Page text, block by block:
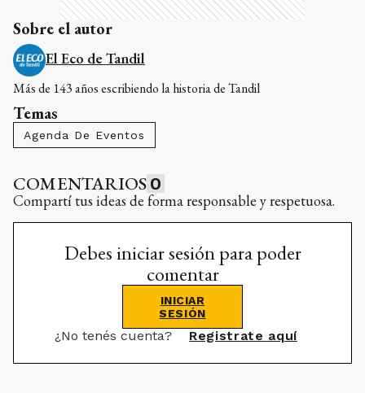
Sobre el autor
El Eco de Tandil
Más de 143 años escribiendo la historia de Tandil
Temas
Agenda De Eventos
COMENTARIOS 0
Compartí tus ideas de forma responsable y respetuosa.
Debes iniciar sesión para poder
comentar
INICIAR
SESIÓN
¿No tenés cuenta? Registrate aquí